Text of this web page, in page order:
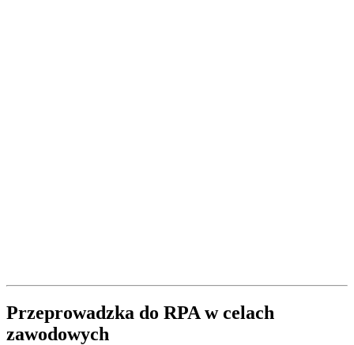
Przeprowadzka do RPA w celach
zawodowych